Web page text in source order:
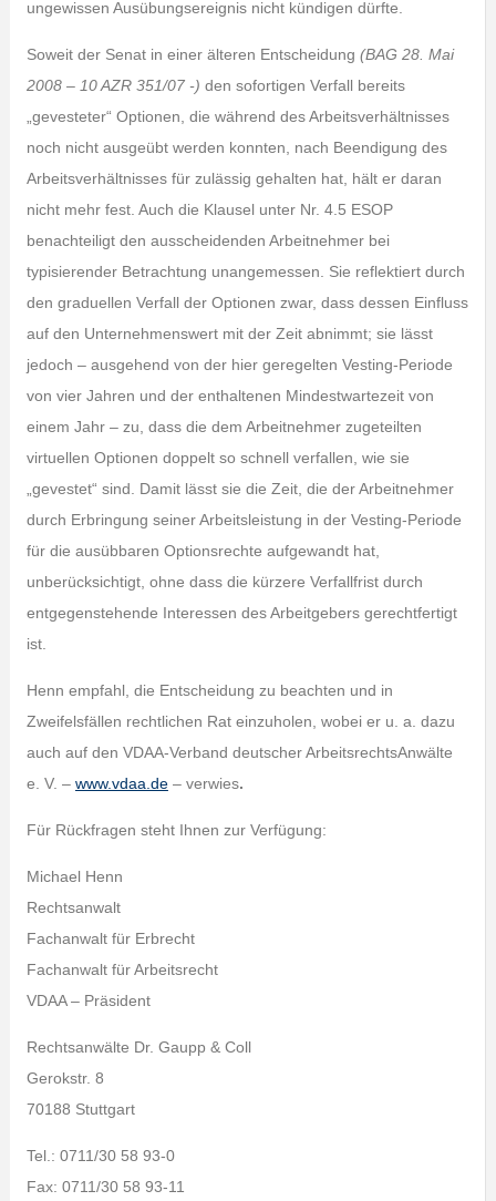
ungewissen Ausübungsereignis nicht kündigen dürfte.
Soweit der Senat in einer älteren Entscheidung (BAG 28. Mai
2008 – 10 AZR 351/07 -) den sofortigen Verfall bereits
„gevesteter“ Optionen, die während des Arbeitsverhältnisses
noch nicht ausgeübt werden konnten, nach Beendigung des
Arbeitsverhältnisses für zulässig gehalten hat, hält er daran
nicht mehr fest. Auch die Klausel unter Nr. 4.5 ESOP
benachteiligt den ausscheidenden Arbeitnehmer bei
typisierender Betrachtung unangemessen. Sie reflektiert durch
den graduellen Verfall der Optionen zwar, dass dessen Einfluss
auf den Unternehmenswert mit der Zeit abnimmt; sie lässt
jedoch – ausgehend von der hier geregelten Vesting-Periode
von vier Jahren und der enthaltenen Mindestwartezeit von
einem Jahr – zu, dass die dem Arbeitnehmer zugeteilten
virtuellen Optionen doppelt so schnell verfallen, wie sie
„gevestet“ sind. Damit lässt sie die Zeit, die der Arbeitnehmer
durch Erbringung seiner Arbeitsleistung in der Vesting-Periode
für die ausübbaren Optionsrechte aufgewandt hat,
unberücksichtigt, ohne dass die kürzere Verfallfrist durch
entgegenstehende Interessen des Arbeitgebers gerechtfertigt
ist.
Henn empfahl, die Entscheidung zu beachten und in
Zweifelsfällen rechtlichen Rat einzuholen, wobei er u. a. dazu
auch auf den VDAA-Verband deutscher ArbeitsrechtsAnwälte
e. V. – www.vdaa.de– verwies.
Für Rückfragen steht Ihnen zur Verfügung:
Michael Henn
Rechtsanwalt
Fachanwalt für Erbrecht
Fachanwalt für Arbeitsrecht
VDAA – Präsident
Rechtsanwälte Dr. Gaupp & Coll
Gerokstr. 8
70188 Stuttgart
Tel.: 0711/30 58 93-0
Fax: 0711/30 58 93-11